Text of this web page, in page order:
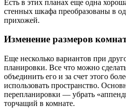
Есть в этих планах еще одна
стенных шкафа преобразованы в
прихожей.
Изменение размеров
Еще несколько вариантов при
планировки. Все что можно
объединить его и за счет этого
использовать пространство.
перепланировки — убрать
торчащий в комнате.